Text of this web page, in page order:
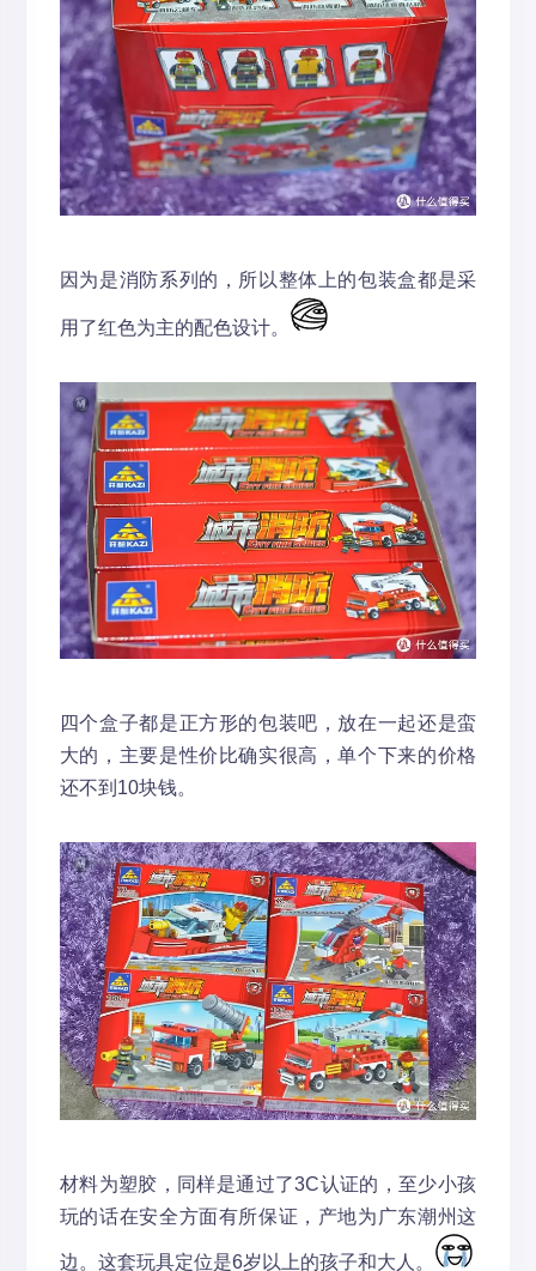
因为是消防系列的，所以整体上的包装盒都是采
用了红色为主的配色设计。
四个盒子都是正方形的包装吧，放在一起还是蛮
大的，主要是性价比确实很高，单个下来的价格
还不到10块钱。
材料为塑胶，同样是通过了3C认证的，至少小孩
玩的话在安全方面有所保证，产地为广东潮州这
边。这套玩具定位是6岁以上的孩子和大人。